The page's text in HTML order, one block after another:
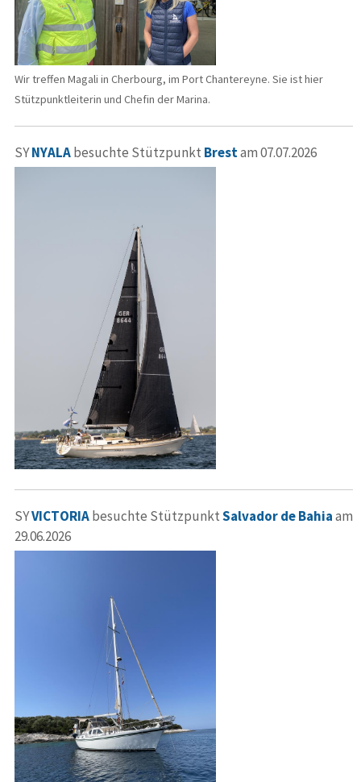
Wir treffen Magali in Cherbourg, im Port Chantereyne. Sie ist hier
Stützpunktleiterin und Chefin der Marina.
SYNYALAbesuchte Stützpunkt Brestam 07.07.2026
SYVICTORIAbesuchte StützpunktSalvador de Bahiaam
29.06.2026